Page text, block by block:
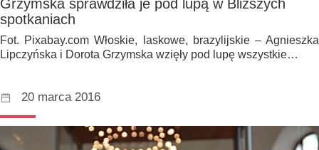
Grzymska sprawdziła je pod lupą w Bliższych
spotkaniach
Fot. Pixabay.com Włoskie, laskowe, brazylijskie – Agnieszka
Lipczyńska i Dorota Grzymska wzięły pod lupę wszystkie…
20 marca 2016